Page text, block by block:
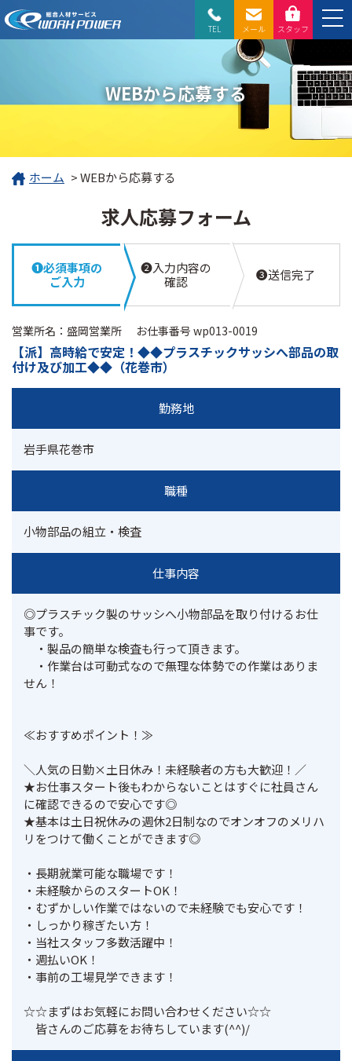
TEL メール スタッフ
WEBから応募する
ホーム >WEBから応募する
求人応募フォーム
❶必須事項の
ご入力
❷入力内容の
確認
❸送信完了
営業所名：盛岡営業所 お仕事番号 wp013-0019
【派】高時給で安定！◆◆プラスチックサッシへ部品の取
付け及び加工◆◆（花巻市）
勤務地
岩手県花巻市
職種
小物部品の組立・検査
仕事内容
◎プラスチック製のサッシへ小物部品を取り付けるお仕
事です。
・製品の簡単な検査も行って頂きます。
・作業台は可動式なので無理な体勢での作業はありま
せん！
≪おすすめポイント！≫
＼人気の日勤×土日休み！未経験者の方も大歓迎！／
★お仕事スタート後もわからないことはすぐに社員さん
に確認できるので安心です◎
★基本は土日祝休みの週休2日制なのでオンオフのメリハ
リをつけて働くことができます◎
・長期就業可能な職場です！
・未経験からのスタートOK！
・むずかしい作業ではないので未経験でも安心です！
・しっかり稼ぎたい方！
・当社スタッフ多数活躍中！
・週払いOK！
・事前の工場見学できます！
☆☆まずはお気軽にお問い合わせください☆☆
皆さんのご応募をお待ちしています(^^)/